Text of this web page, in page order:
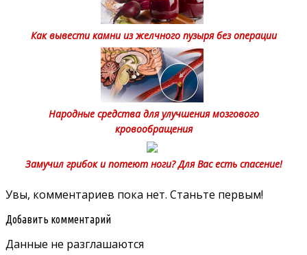
Как вывести камни из желчного пузыря без операции
Народные средства для улучшения мозгового
кровообращения
Замучил грибок и потеют ноги? Для Вас есть спасение!
Увы, комментариев пока нет. Станьте первым!
Добавить комментарий
Данные не разглашаются